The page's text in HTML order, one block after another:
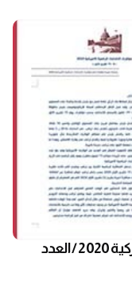
سلسلة مؤشر الانتخابات الرئاسية الأميركية 2020 / العدد